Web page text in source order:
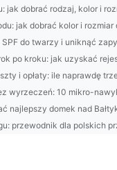
jak dobrać rodzaj, kolor i
jak dobrać kolor i rozmiar
do twarzy i uniknąć
po kroku: jak uzyskać
i opłaty: ile naprawdę
wyrzeczeń: 10 mikro-
najlepszy domek nad
przewodnik dla polskich